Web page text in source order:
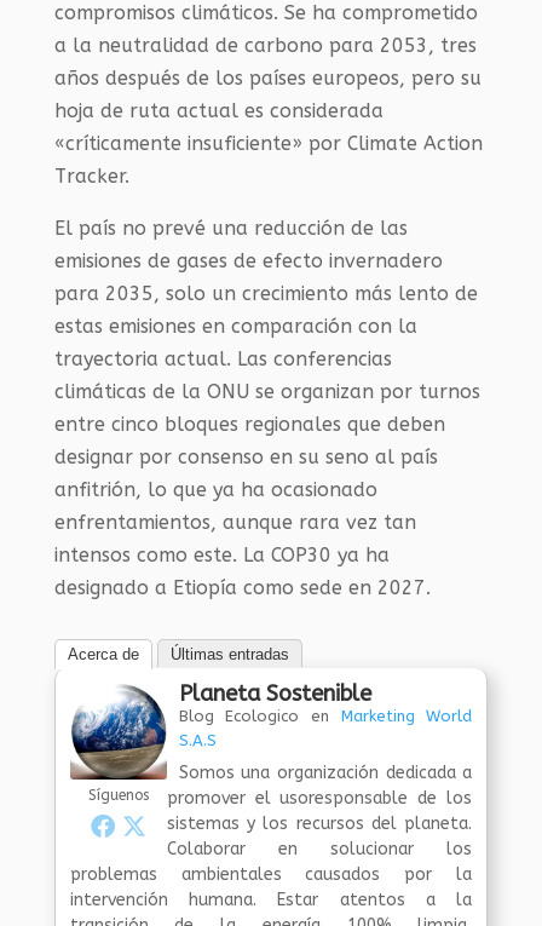
compromisos climáticos. Se ha comprometido
a la neutralidad de carbono para 2053, tres
años después de los países europeos, pero su
hoja de ruta actual es considerada
«críticamente insuficiente» por Climate Action
Tracker.
El país no prevé una reducción de las
emisiones de gases de efecto invernadero
para 2035, solo un crecimiento más lento de
estas emisiones en comparación con la
trayectoria actual. Las conferencias
climáticas de la ONU se organizan por turnos
entre cinco bloques regionales que deben
designar por consenso en su seno al país
anfitrión, lo que ya ha ocasionado
enfrentamientos, aunque rara vez tan
intensos como este. La COP30 ya ha
designado a Etiopía como sede en 2027.
Acerca de Últimas entradas
Síguenos
Planeta Sostenible
Blog Ecologico en Marketing World
S.A.S
Somos una organización dedicada a
promover el usoresponsable de los
sistemas y los recursos del planeta.
Colaborar en solucionar los
problemas ambientales causados por la
intervención humana. Estar atentos a la